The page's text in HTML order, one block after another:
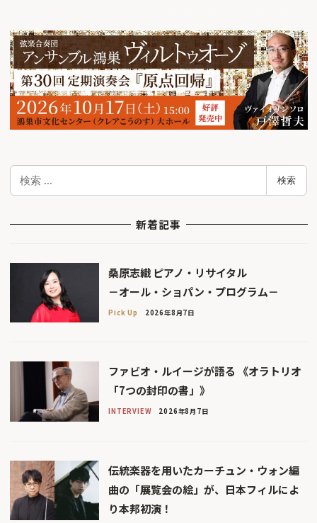
検索
新着記事
桑原志織 ピアノ・リサイタル
－オール・ショパン・プログラム－
Pick Up 2026年8月7日
ファビオ・ルイージが語る 《オラトリオ
「7つの封印の書」》
INTERVIEW 2026年8月7日
伝統楽器を用いたカーチュン・ウォン編
曲の「展覧会の絵」が、日本フィルによ
り本邦初演！